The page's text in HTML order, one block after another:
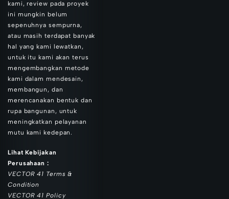
kami, review pada proyek
ini mungkin belum
sepenuhnya sempurna,
atau masih terdapat banyak
hal yang kami lewatkan,
untuk itu kami akan terus
mengembangkan metode
kami dalam mendesain,
membangun, dan
merencanakan bentuk dan
rupa bangunan, untuk
meningkatkan pelayanan
mutu kami kedepan.
Lihat Kebijakan
Perusahaan :
VECTOR 41 Terms &
Condition
VECTOR 41 Policy